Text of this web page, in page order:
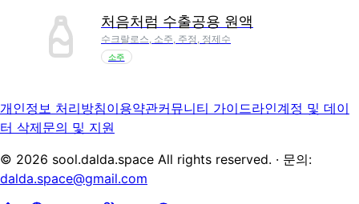
처음처럼 수출공용 원액
수크랄로스, 소주, 주정, 정제수
소주
개인정보 처리방침이용약관커뮤니티 가이드라인계정 및 데이
터 삭제문의 및 지원
© 2026 sool.dalda.space All rights reserved. · 문의:
dalda.space@gmail.com